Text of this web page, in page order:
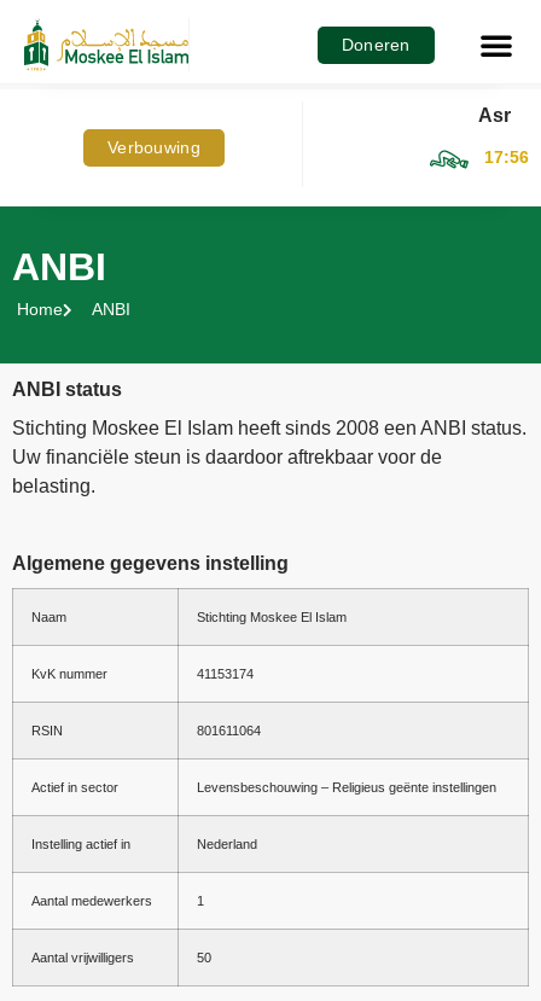
Doneren
Verbouwing
Asr
17:56
ANBI
Home ANBI
ANBI status
Stichting Moskee El Islam heeft sinds 2008 een ANBI status.
Uw financiële steun is daardoor aftrekbaar voor de
belasting.
Algemene gegevens instelling
Naam Stichting Moskee El Islam
KvK nummer 41153174
RSIN 801611064
Actief in sector Levensbeschouwing – Religieus geënte instellingen
Instelling actief in Nederland
Aantal medewerkers 1
Aantal vrijwilligers 50